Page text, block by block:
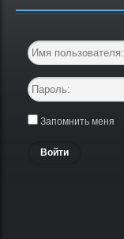
Запомнить меня
Войти